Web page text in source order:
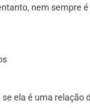
nem sempre
ela é uma relação